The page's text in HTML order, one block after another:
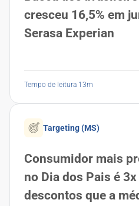
cresceu 16,5% em
Serasa Experian
Tempo de leitura 13m
Targeting (MS)
Consumidor mais
no Dia dos Pais é
descontos que a